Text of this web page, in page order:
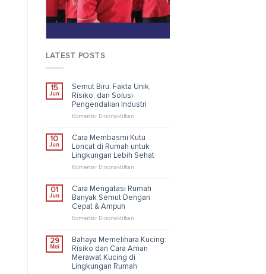
LATEST POSTS
15
Jun
Semut Biru: Fakta Unik,
Risiko, dan Solusi
Pengendalian Industri
Komentar Dinonaktifkan
Fakta
Unik,
Risiko,
Industri
10
Jun
Cara Membasmi Kutu
Loncat di Rumah untuk
Lingkungan Lebih Sehat
Komentar Dinonaktifkan
Kutu
Loncat
Lebih
Sehat
01
Jun
Cara Mengatasi Rumah
Banyak Semut Dengan
Cepat & Ampuh
Komentar Dinonaktifkan
Rumah
Banyak
Semut
Dengan
29
Mei
Bahaya Memelihara Kucing:
Risiko dan Cara Aman
Merawat Kucing di
Lingkungan Rumah